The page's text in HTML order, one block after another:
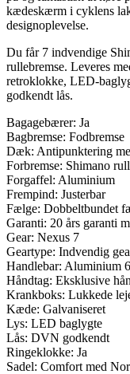
kædeskærm i cyklens
designoplevelse.
Du får 7 indvendige
rullebremse. Leveres
retroklokke, LED-
godkendt lås.
Bagagebærer: Ja
Bagbremse: Fodbremse
Dæk: Antipunktering
Forbremse: Shimano
Forgaffel: Aluminium
Frempind: Justerbar
Fælge: Dobbeltbundet
Garanti: 20 års garanti
Gear: Nexus 7
Geartype: Indvendig
Handlebar: Aluminium
Håndtag: Eksklusive
Krankboks: Lukkede
Kæde: Galvaniseret
Lys: LED baglygte
Lås: DVN godkendt
Ringeklokke: Ja
Sadel: Comfort med